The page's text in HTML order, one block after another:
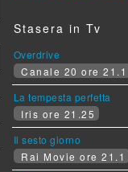
Stasera in Tv
Overdrive
Canale 20 ore 21.1
La tempesta perfetta
Iris ore 21.25
Il sesto giorno
Rai Movie ore 21.1